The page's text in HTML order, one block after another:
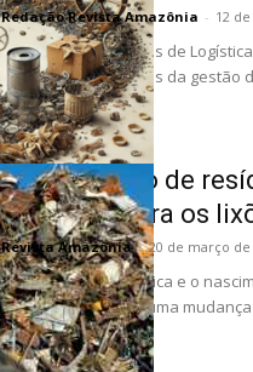
Redação Revista Amazônia - 12
O sistema de Créditos de
enfrentar os desafios da gestão
Gaseificação de
definitiva para os
Revista Amazônia - 20 de março de
A metamorfose térmica e o
urbanos atravessa uma